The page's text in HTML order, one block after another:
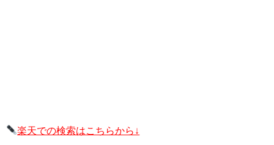
楽天での検索はこちらから↓